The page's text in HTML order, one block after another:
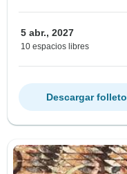
5 abr., 2027
10 espacios libres
Descargar folleto